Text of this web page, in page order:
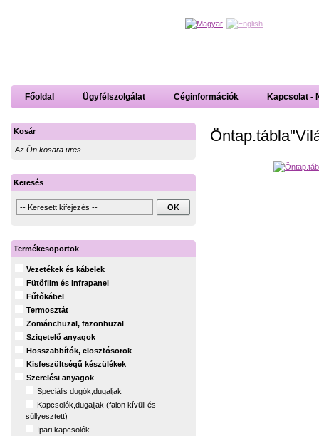
Főoldal Ügyfélszolgálat Céginformációk Kapcsolat -
Kosár
Az Ön kosara üres
Keresés
Termékcsoportok
Vezetékek és kábelek
Fütőfilm és infrapanel
Fűtőkábel
Termosztát
Zománchuzal, fazonhuzal
Szigetelő anyagok
Hosszabbítók, elosztósorok
Kisfeszültségű készülékek
Szerelési anyagok
Speciális dugók,dugaljak
Kapcsolók,dugaljak (falon kívüli és
süllyesztett)
Ipari kapcsolók